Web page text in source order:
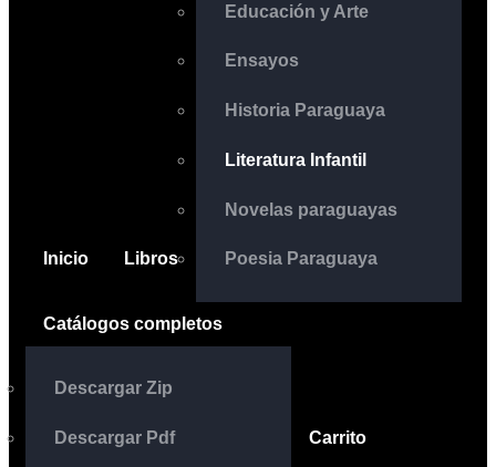
Inicio Libros
Educación y Arte
Ensayos
Historia Paraguaya
Literatura Infantil
Novelas paraguayas
Poesia Paraguaya
Catálogos completos
Descargar Zip
Descargar Pdf Carrito